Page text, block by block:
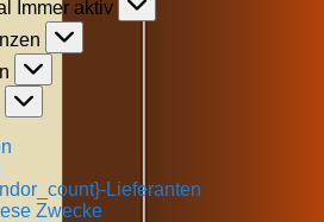
Immer aktiv
Lieferanten
Zwecke